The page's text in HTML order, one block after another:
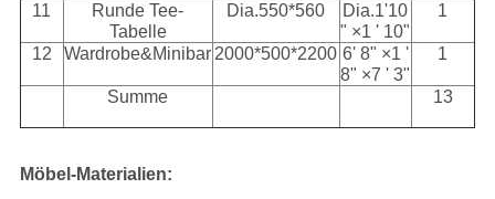
11
Runde Tee-
Tabelle
Dia.550*560
Dia.1'10
" ×1 ' 10"
1
12 Wardrobe&Minibar 2000*500*2200 6' 8" ×1 '
8" ×7 ' 3"
1
Summe 13
Möbel-Materialien: